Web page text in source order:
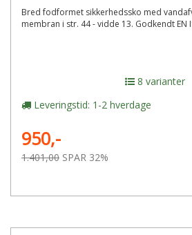
Bred fodformet sikkerhedssko med
membran i str. 44 - vidde 13. Godkendt EN
8 varianter
Leveringstid: 1-2 hverdage
950,-
1.401,00 SPAR 32%